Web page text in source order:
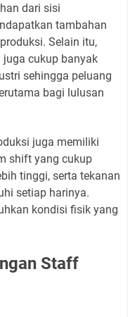
dari sisi
tambahan
Selain itu,
cukup banyak
sehingga peluang
bagi lulusan
juga memiliki
shift yang cukup
tinggi, serta tekanan
setiap harinya.
kondisi fisik yang
Staff